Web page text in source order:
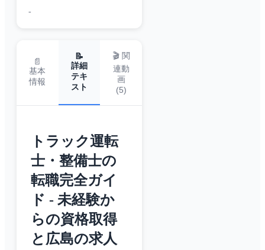
-
📄
基本
情報
📝
詳細
テキ
スト
🎬 関
連動
画
(5)
トラック運転
士・整備士の
転職完全ガイ
ド - 未経験か
らの資格取得
と広島の求人